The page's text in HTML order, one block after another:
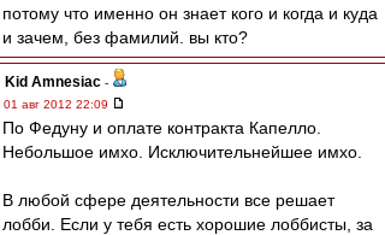
потому что именно он знает кого и когда и куда
и зачем, без фамилий. вы кто?
Kid Amnesiac -
01 авг 2012 22:09
По Федуну и оплате контракта Капелло.
Небольшое имхо. Исключительнейшее имхо.
В любой сфере деятельности все решает
лобби. Если у тебя есть хорошие лоббисты, за